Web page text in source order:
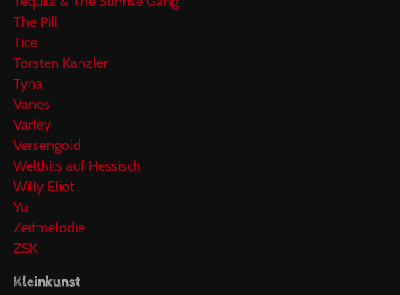
The Pill
Tice
Torsten Kanzler
Tyna
Vanes
Varley
Versengold
Welthits auf Hessisch
Willy Eliot
Yu
Zeitmelodie
ZSK
Kleinkunst